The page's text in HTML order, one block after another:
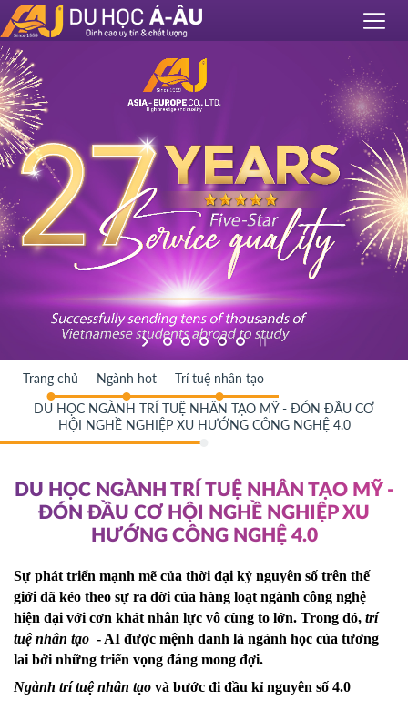
Trang chủ Ngành hot Trí tuệ nhân tạo
DU HỌC NGÀNH TRÍ TUỆ NHÂN TẠO MỸ - ĐÓN ĐẦU CƠ
HỘI NGHỀ NGHIỆP XU HƯỚNG CÔNG NGHỆ 4.0
DU HỌC NGÀNH TRÍ TUỆ NHÂN TẠO MỸ -
ĐÓN ĐẦU CƠ HỘI NGHỀ NGHIỆP XU
HƯỚNG CÔNG NGHỆ 4.0
Sự phát triển mạnh mẽ của thời đại kỷ nguyên số trên thế
giới đã kéo theo sự ra đời của hàng loạt ngành công nghệ
hiện đại với cơn khát nhân lực vô cùng to lớn. Trong đó, trí
tuệ nhân tạo - AI được mệnh danh là ngành học của tương
lai bởi những triển vọng đáng mong đợi.
Ngành trí tuệ nhân tạo và bước đi đầu kỉ nguyên số 4.0